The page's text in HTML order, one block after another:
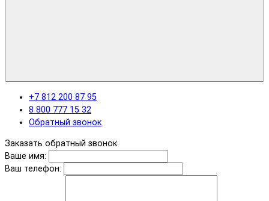
+7 812 200 87 95
8 800 777 15 32
Обратный звонок
Заказать обратный звонок
Ваше имя:
Ваш телефон: